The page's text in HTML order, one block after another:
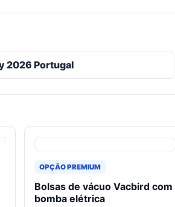
2026 Portugal
OPÇÃO PREMIUM
Bolsas de vácuo Vacbird com
bomba elétrica